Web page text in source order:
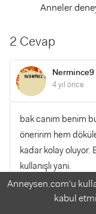
Anneler
2 Cevap
Nermince9
4 yıl önce
bak canım benim
öneririm hem
kadar kolay oluyor.
kullanışlı yani.
0
Anneysen.com'u
kabul